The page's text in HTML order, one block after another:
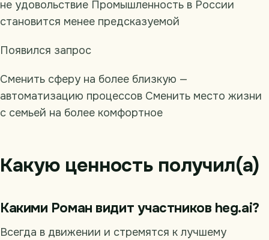
не удовольствие Промышленность в России
становится менее предсказуемой
Появился запрос
Сменить сферу на более близкую —
автоматизацию процессов Сменить место жизни
с семьей на более комфортное
Какую ценность получил(а)
Какими Роман видит участников heg.ai?
Всегда в движении и стремятся к лучшему